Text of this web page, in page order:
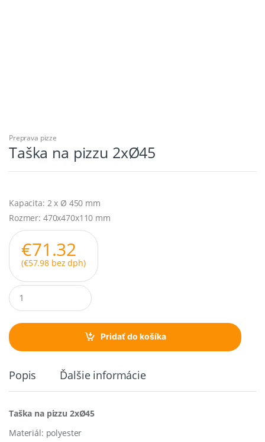
Preprava pizze
Taška na pizzu 2xØ45
Kapacita: 2 x Ø 450 mm
Rozmer: 470x470x110 mm
€71.32
(€57.98 bez dph)
Q
u
a
t
i
Pridať do košíka
Popis Ďalšie informácie
Taška na pizzu 2xØ45
Materiál: polyester